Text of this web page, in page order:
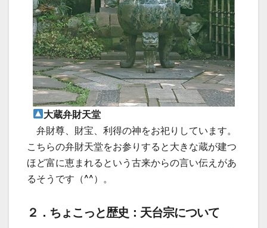
大蔵弁財天堂
弁財尊、財宝、利得の神をお祀りしています。
こちらの弁財天堂をお参りすると大きな蔵が建つ
ほど富に恵まれるという古来からの言い伝えがあ
るそうです（^^）。
２．ちょこっと歴史：天台宗について